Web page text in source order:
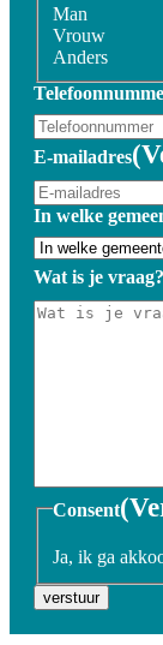
Man
Vrouw
Anders
E-mailadres
In welke
Wat is je vraag?
Consent
Ja, ik ga
verstuur